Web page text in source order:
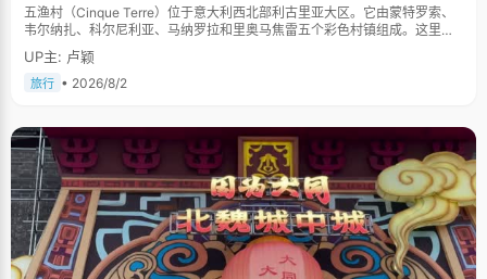
五渔村（Cinque Terre）位于意大利西北部利古里亚大区。它由蒙特罗索、
韦尔纳扎、科尔尼利亚、马纳罗拉和里奥马焦雷五个彩色村镇组成。这里依
山傍海，房屋色彩斑斓，1997年被列为世界文化遗产。
UP主: 卢颖
旅行 • 2026/8/2